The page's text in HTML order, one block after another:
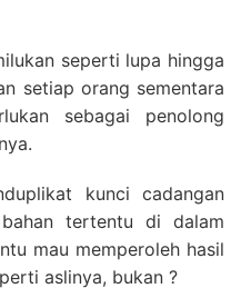
seperti lupa hingga
setiap orang sementara
sebagai penolong
kunci cadangan
tertentu di dalam
mau memperoleh hasil
aslinya, bukan ?